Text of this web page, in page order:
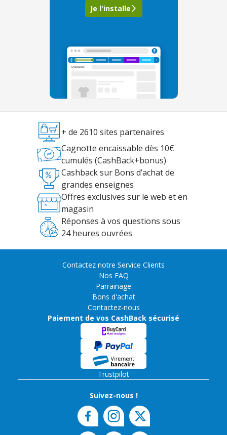
Je l'installe
+ de 2610 sites partenaires
Cagnotte encaissable dès 10€
cumulés (CashBack+bonus)
Cashback sur Bons d’achat de
grandes enseignes
Offres exclusives sur le web et en
magasin
Réponses à vos questions sous
24 heures ouvrées
Contactez notre Service Clients
Nos FAQ
Parrainage
Bons d'achat
Contactez-nous
Paiement de vos CashBack sécurisé
Trustpilot
Suivez-nous !